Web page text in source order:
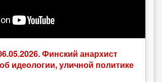
Финский анархист
идеологии, уличной политике